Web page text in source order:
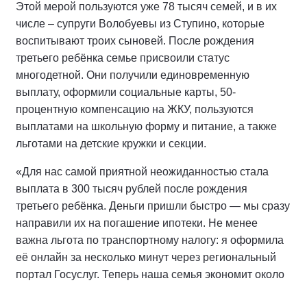
Этой мерой пользуются уже 78 тысяч семей, и в их
числе – супруги Волобуевы из Ступино, которые
воспитывают троих сыновей. После рождения
третьего ребёнка семье присвоили статус
многодетной. Они получили единовременную
выплату, оформили социальные карты, 50-
процентную компенсацию на ЖКУ, пользуются
выплатами на школьную форму и питание, а также
льготами на детские кружки и секции.
«Для нас самой приятной неожиданностью стала
выплата в 300 тысяч рублей после рождения
третьего ребёнка. Деньги пришли быстро — мы сразу
направили их на погашение ипотеки. Не менее
важна льгота по транспортному налогу: я оформила
её онлайн за несколько минут через региональный
портал Госуслуг. Теперь наша семья экономит около